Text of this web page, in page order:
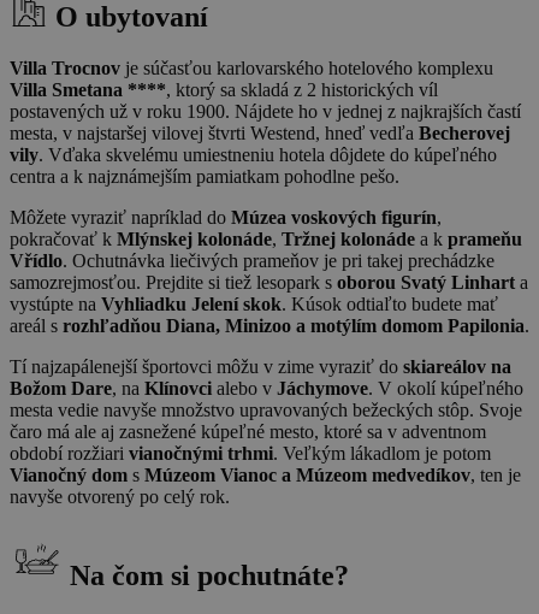
O ubytovaní
Villa Trocnov je súčasťou karlovarského hotelového komplexu
Villa Smetana ****, ktorý sa skladá z 2 historických víl
postavených už v roku 1900. Nájdete ho v jednej z najkrajších častí
mesta, v najstaršej vilovej štvrti Westend, hneď vedľa Becherovej
vily. Vďaka skvelému umiestneniu hotela dôjdete do kúpeľného
centra a k najznámejším pamiatkam pohodlne pešo.
Môžete vyraziť napríklad do Múzea voskových figurín,
pokračovať k Mlýnskej kolonáde, Tržnej kolonáde a k prameňu
Vřídlo. Ochutnávka liečivých prameňov je pri takej prechádzke
samozrejmosťou. Prejdite si tiež lesopark s oborou Svatý Linhart a
vystúpte na Vyhliadku Jelení skok. Kúsok odtiaľto budete mať
areál s rozhľadňou Diana, Minizoo a motýlím domom Papilonia.
Tí najzapálenejší športovci môžu v zime vyraziť do skiareálov na
Božom Dare, na Klínovci alebo v Jáchymove. V okolí kúpeľného
mesta vedie navyše množstvo upravovaných bežeckých stôp. Svoje
čaro má ale aj zasnežené kúpeľné mesto, ktoré sa v adventnom
období rozžiari vianočnými trhmi. Veľkým lákadlom je potom
Vianočný dom s Múzeom Vianoc a Múzeom medvedíkov, ten je
navyše otvorený po celý rok.
Na čom si pochutnáte?